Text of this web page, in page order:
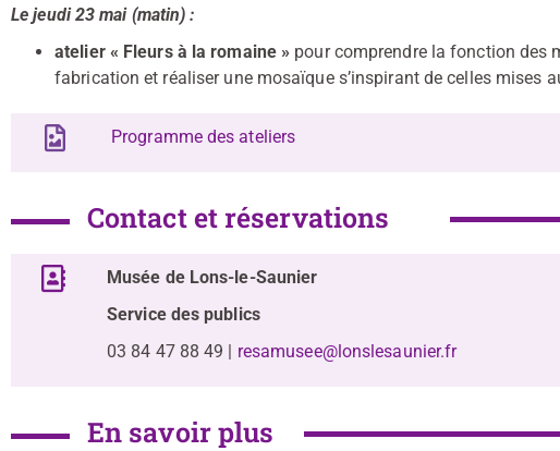
Le jeudi 23 mai (matin) :
atelier « Fleurs à la romaine » pour comprendre la fonction des
fabrication et réaliser une mosaïque s’inspirant de celles mises
Programme des ateliers
Contact et réservations
Musée de Lons-le-Saunier
Service des publics
03 84 47 88 49 | resamusee@lonslesaunier.fr
En savoir plus